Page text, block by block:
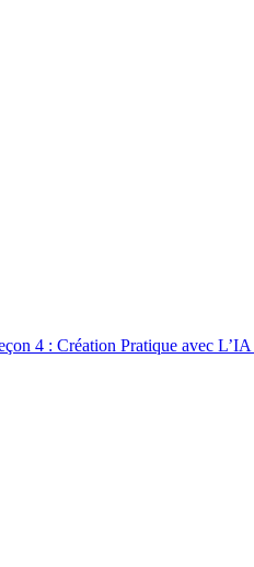
4 : Création Pratique avec L’IA